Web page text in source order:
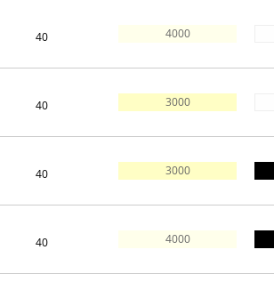
Instagram gönderilerini hashtag ile görün
Proje standart boyutta bir armatür
sarkıt veya sıva üstü montaj için bir montaj
Kasa — Rusya'da HOKASU tarafından
HOKASU LED modülleri
40 4000
40 3000
40 3000
40 4000